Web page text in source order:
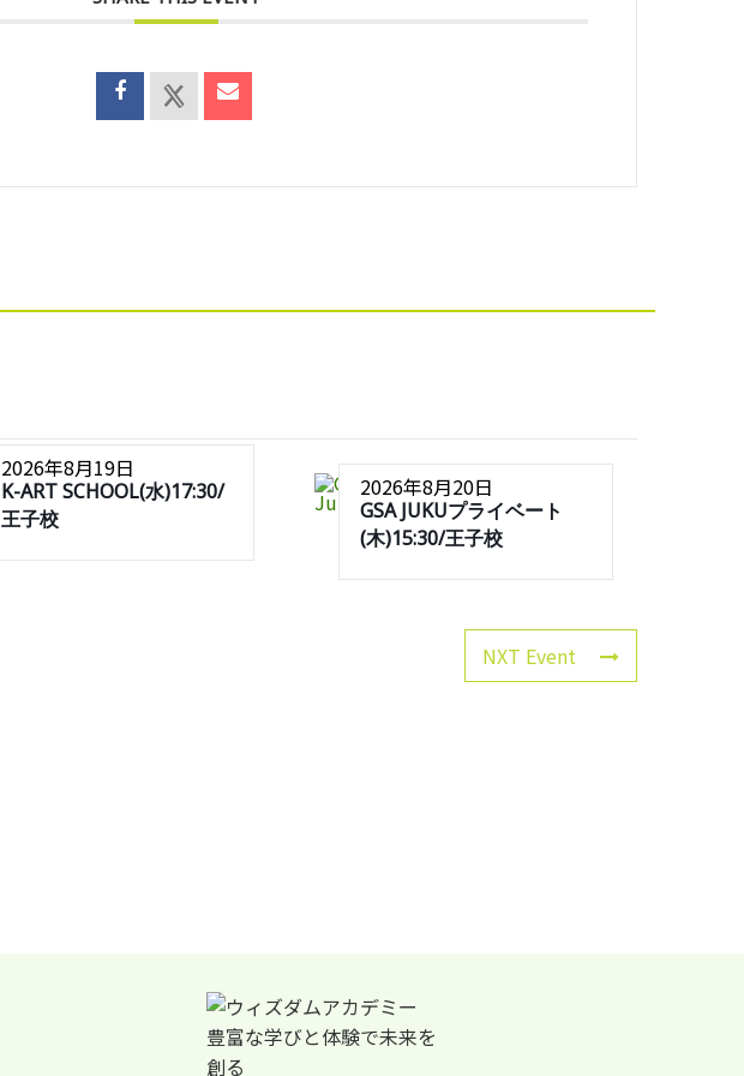
2026年8月19日
K-ART SCHOOL(水)17:30/
王子校
2026年8月20日
GSA JUKUプライベート
(木)15:30/王子校
NXT Event